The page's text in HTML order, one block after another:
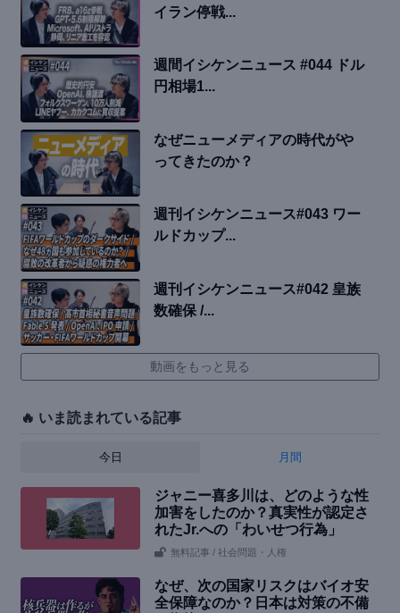
イラン停戦...
週間イシケンニュース #044 ドル
円相場1...
なぜニューメディアの時代がや
ってきたのか？
週刊イシケンニュース#043 ワー
ルドカップ...
週刊イシケンニュース#042 皇族
数確保 /...
動画をもっと見る
🔥 いま読まれている記事
今日 月間
ジャニー喜多川は、どのような性
加害をしたのか？真実性が認定さ
れたJr.への「わいせつ行為」
無料記事 / 社会問題・人権
なぜ、次の国家リスクはバイオ安
全保障なのか？日本は対策の不備